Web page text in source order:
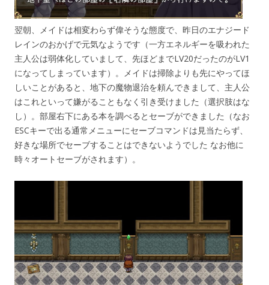
翌朝、メイドは相変わらず偉そうな態度で、昨日のエナジード
レインのおかげで元気なようです（一方エネルギーを吸われた
主人公は弱体化していまして、先ほどまでLV20だったのがLV1
になってしまっています）。メイドは掃除よりも先にやってほ
しいことがあると、地下の魔物退治を頼んできまして、主人公
はこれといって嫌がることもなく引き受けました（選択肢はな
し）。部屋右下にある本を調べるとセーブができました（なお
ESCキーで出る通常メニューにセーブコマンドは見当たらず、
好きな場所でセーブすることはできないようでした なお他に
時々オートセーブがされます）。